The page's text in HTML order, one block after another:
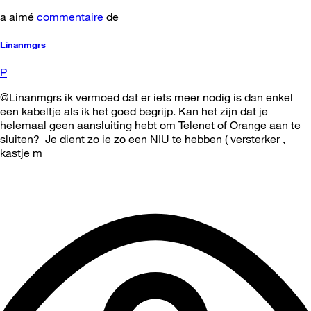
a aimé commentaire de
Linanmgrs
P
@Linanmgrs ik vermoed dat er iets meer nodig is dan enkel
een kabeltje als ik het goed begrijp. Kan het zijn dat je
helemaal geen aansluiting hebt om Telenet of Orange aan te
sluiten? Je dient zo ie zo een NIU te hebben ( versterker ,
kastje m